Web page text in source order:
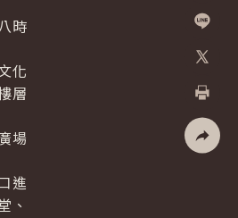
加入好
列印
時
化
層
場
進
、